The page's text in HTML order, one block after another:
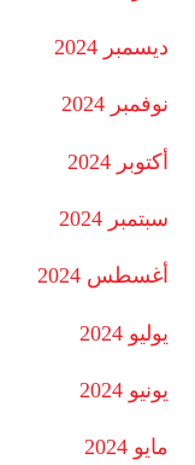
ديسمبر 2024
نوفمبر 2024
أكتوبر 2024
سبتمبر 2024
أغسطس 2024
يوليو 2024
يونيو 2024
مايو 2024